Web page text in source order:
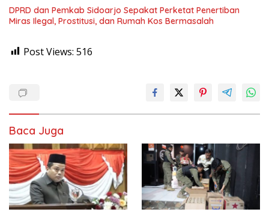
DPRD dan Pemkab Sidoarjo Sepakat Perketat Penertiban
Miras Ilegal, Prostitusi, dan Rumah Kos Bermasalah
Post Views: 516
Baca Juga